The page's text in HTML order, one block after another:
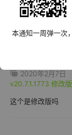
这
2020年2月7日
v20.7.1.1773 修改
这个是修改版吗
本通知一周弹一次